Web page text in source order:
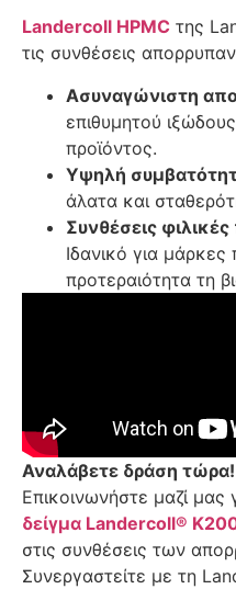
Landercoll HPMC της
τις συνθέσεις
Ασυναγώνιστη
επιθυμητού
προϊόντος.
Υψηλή
άλατα και
Συνθέσεις
Ιδανικό για
προτεραιότητα τη
Αναλάβετε δράση τώρα!
Επικοινωνήστε μαζί μας
δείγμα Landercoll®
στις συνθέσεις των
Συνεργαστείτε με τη